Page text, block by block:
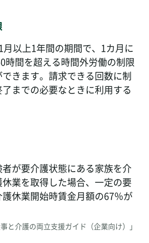
以上1年間の期間で、1カ月に
時間を超える時間外労働の制限
きます。請求できる回数に制
までの必要なときに利用する
が要介護状態にある家族を介
業を取得した場合、一定の要
休業開始時賃金月額の67％が
と介護の両立支援ガイド（企業向け）」